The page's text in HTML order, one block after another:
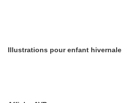
Illustrations pour enfant hivernale